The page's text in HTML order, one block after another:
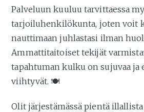
Palveluun kuuluu tarvittaessa
tarjoiluhenkilökunta, joten voit
nauttimaan juhlastasi ilman
Ammattitaitoiset tekijät
tapahtuman kulku on sujuvaa ja
viihtyvät. 🍽️
Olit järjestämässä pientä